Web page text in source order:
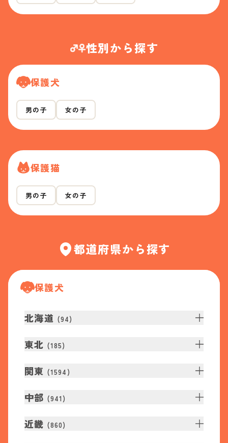
性別から探す
保護犬
男の子 女の子
保護猫
男の子 女の子
都道府県から探す
保護犬
北海道 (94)
東北 (185)
関東 (1594 )
中部 (941 )
近畿 (860)